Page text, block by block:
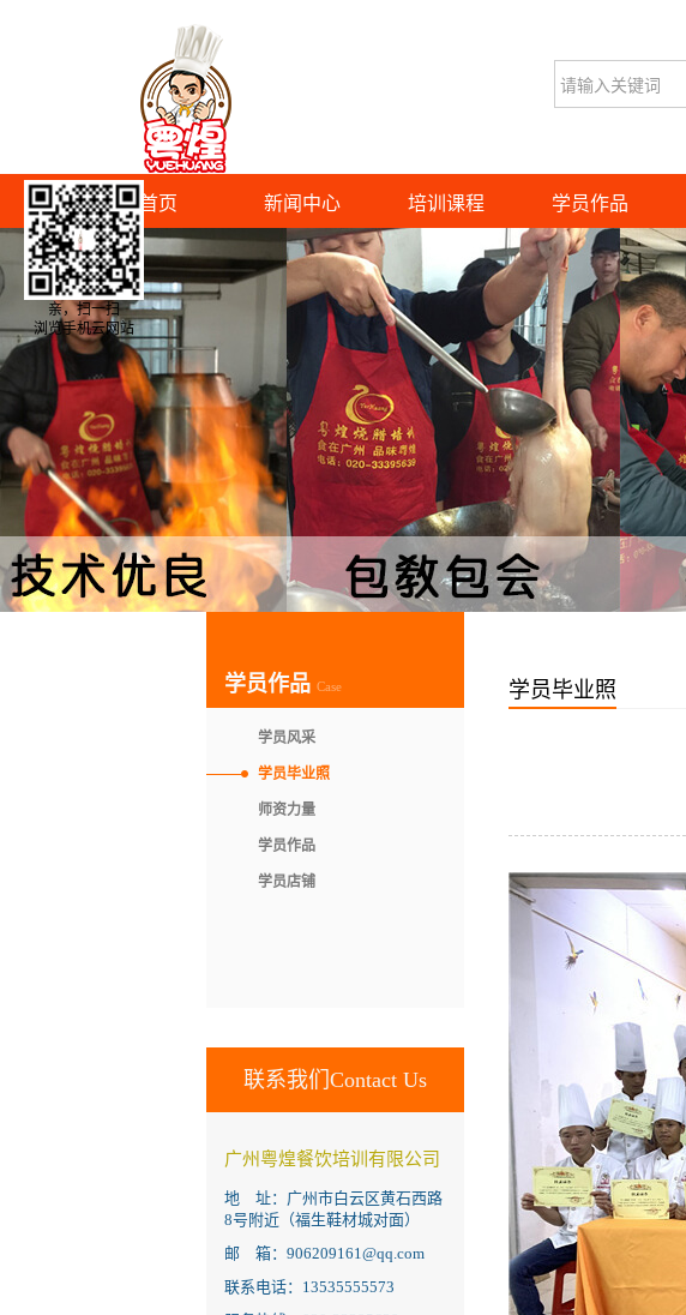
首页 新闻中心 培训课程 学员作品
学员作品 Case
学员风采
学员毕业照
师资力量
学员作品
学员店铺
联系我们Contact Us
广州粤煌餐饮培训有限公司
地 址：广州市白云区黄石西路
8号附近（福生鞋材城对面）
邮 箱：906209161@qq.com
联系电话：13535555573
学员毕业照
亲，扫一扫
浏览手机云网站